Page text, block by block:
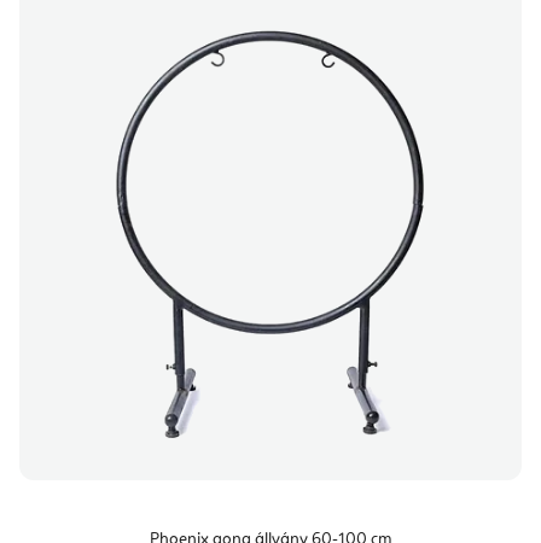
Phoenix gong állvány 60-100 cm